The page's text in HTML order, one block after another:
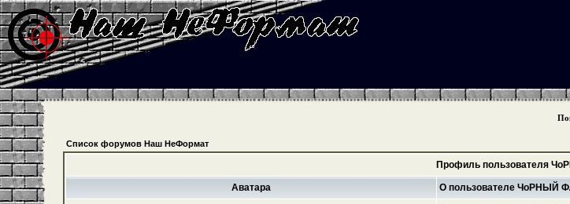
Список форумов Наш НеФормат
Профиль пользователя
Аватара О пользователе ЧоРНЫЙ